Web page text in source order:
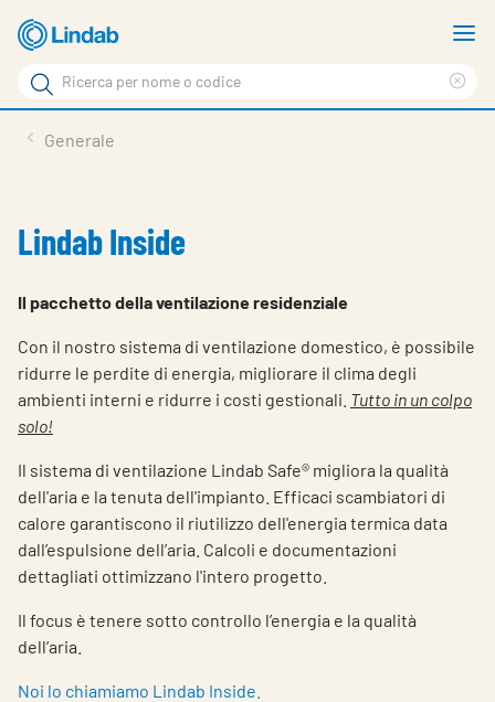
Log
visionare
Cerca
Cerca
Contatti
Download
Log in
Generale
Lindab Inside
Il pacchetto della ventilazione residenziale
Con il nostro sistema di ventilazione domestico, è possibile
ridurre le perdite di energia, migliorare il clima degli
ambienti interni e ridurre i costi gestionali. Tutto in un colpo
solo!
Il sistema di ventilazione Lindab Safe® migliora la qualità
dell'aria e la tenuta dell'impianto. Efficaci scambiatori di
calore garantiscono il riutilizzo dell'energia termica data
dall’espulsione dell’aria. Calcoli e documentazioni
dettagliati ottimizzano l'intero progetto.
Il focus è tenere sotto controllo l’energia e la qualità
dell’aria.
Noi lo chiamiamo Lindab Inside.